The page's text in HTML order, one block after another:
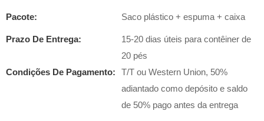
Pacote: Saco plástico + espuma + caixa
Prazo De Entrega:
15-20 dias úteis para contêiner de
20 pés
Condições De Pagamento:
T/T ou Western Union, 50%
adiantado como depósito e saldo
de 50% pago antes da entrega